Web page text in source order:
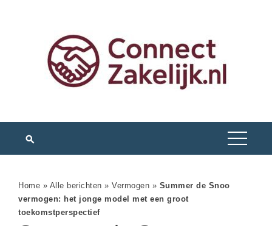
Home » Alle berichten » Vermogen » Summer de Snoo
vermogen: het jonge model met een groot
toekomstperspectief